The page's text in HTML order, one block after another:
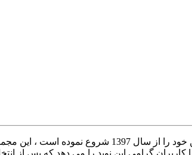
( بیش از 30 سال سابقه ) ، به عنوان اولین گلفروشی آنلاین در مازندران ،